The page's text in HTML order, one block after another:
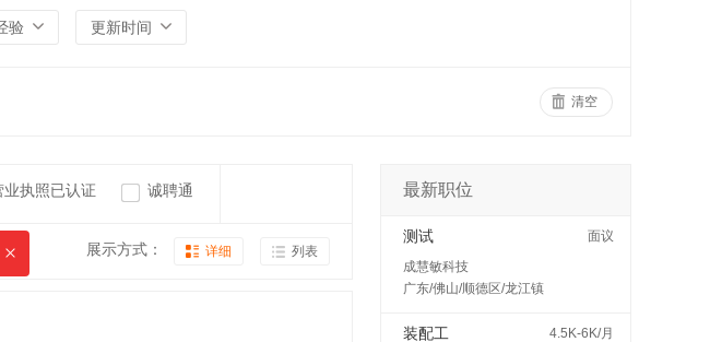
验 更新时间
清空
业执照已认证 诚聘通
展示方式： 详细 列表
最新职位
测试
面议
成慧敏科技
广东/佛山/顺德区/龙江镇
装配工 4.5K-6K/月